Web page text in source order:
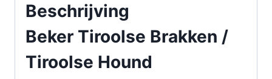
Beschrijving
Beker Tiroolse Brakken /
Tiroolse Hound